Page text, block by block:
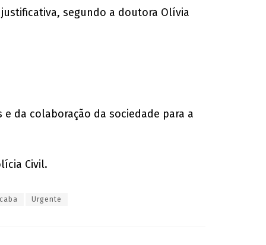
segundo a doutora Olívia
da colaboração da sociedade para a
Civil.
Urgente